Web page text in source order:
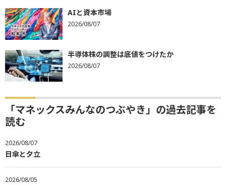
AIと資本市場
2026/08/07
半導体株の調整は底値をつけたか
2026/08/07
「マネックスみんなのつぶやき」の過去記事を
読む
2026/08/07
日傘と夕立
2026/08/05